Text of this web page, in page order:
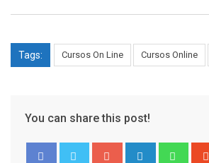
Tags: Cursos On Line Cursos Online
You can share this post!
Google+ LinkedIn